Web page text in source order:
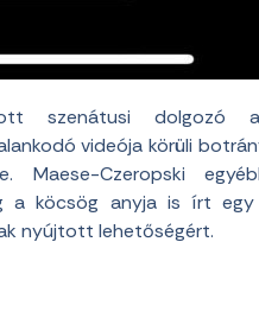
szenátusi dolgozó
videója körüli
Maese-Czeropski
a köcsög anyja is írt
nyújtott lehetőségért.